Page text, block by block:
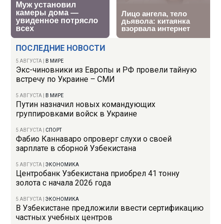
ПОСЛЕДНИЕ НОВОСТИ
5 АВГУСТА В МИРЕ
Экс-чиновники из Европы и РФ провели тайную
встречу по Украине – СМИ
5 АВГУСТА В МИРЕ
Путин назначил новых командующих
группировками войск в Украине
5 АВГУСТА СПОРТ
Фабио Каннаваро опроверг слухи о своей
зарплате в сборной Узбекистана
5 АВГУСТА |ЭКОНОМИКА
Центробанк Узбекистана приобрел 41 тонну
золота с начала 2026 года
5 АВГУСТА |ЭКОНОМИКА
В Узбекистане предложили ввести сертификацию
частных учебных центров